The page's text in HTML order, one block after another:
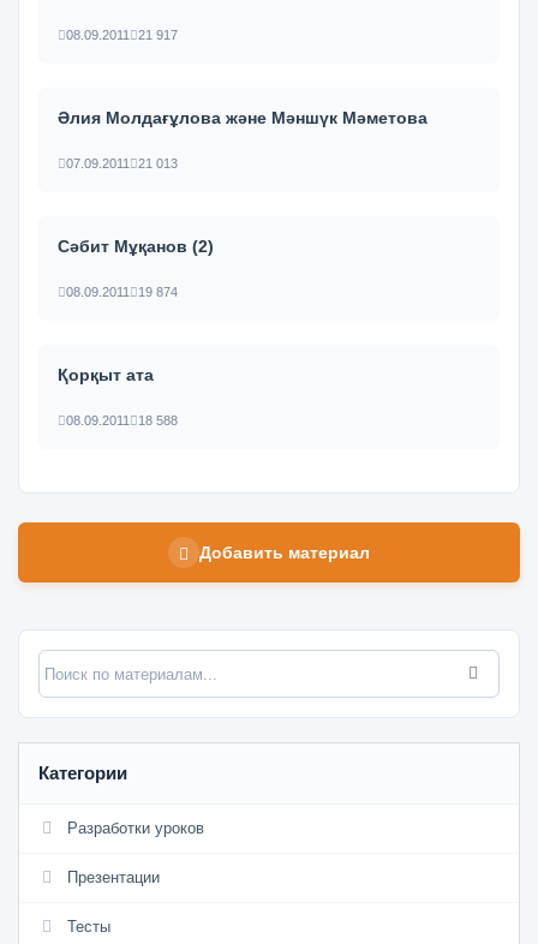
08.09.2011 21 917
Әлия Молдағұлова және Мәншүк Мәметова
07.09.2011 21 013
Сәбит Мұқанов (2)
08.09.2011 19 874
Қорқыт ата
08.09.2011 18 588
Добавить материал
Категории
Разработки уроков
Презентации
Тесты